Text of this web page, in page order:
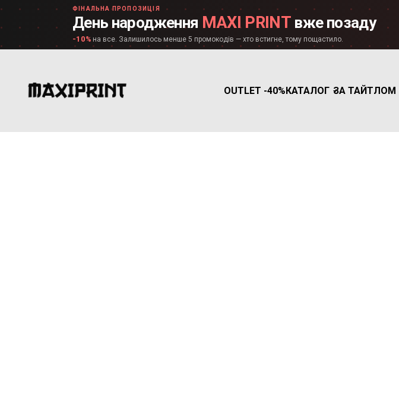
ФІНАЛЬНА ПРОПОЗИЦІЯ
День народження MAXI PRINT вже позаду
-10% на все. Залишилось менше 5 промокодів — хто встигне, тому пощастило.
OUTLET -40%КАТАЛОГ ЗА ТАЙТЛОМ